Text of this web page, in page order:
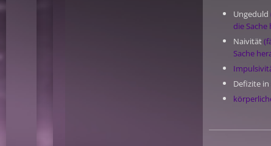
Ungeduld
die
Naivität
Sache
Defizite